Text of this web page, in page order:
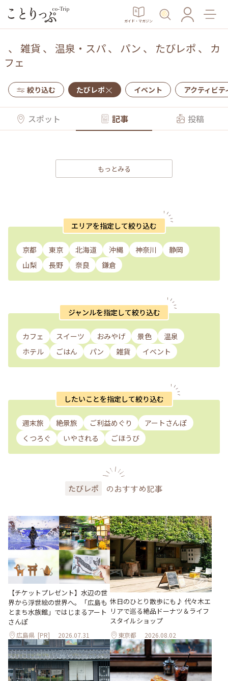
ガイド・マガジン
、 雑貨 、 温泉・スパ、 パン 、 たびレポ 、 カ
フェ
絞り込む たびレポ イベント アクティビテ
スポット 記事 投稿
もっとみる
エリアを指定して絞り込む
京都 東京 北海道 沖縄 神奈川
静岡
山梨
長野 奈良 鎌倉
ジャンルを指定して絞り込む
カフェ スイーツ おみやげ 景色
温泉
ホテル
ごはん パン 雑貨 イベント
したいことを指定して絞り込む
週末旅 絶景旅 ご利益めぐり
アートさんぽ
くつろぐ
いやされる ごほうび
たびレポ のおすすめ記事
【チケットプレゼント】水辺の世
界から浮世絵の世界へ。「広島も
とまち水族館」ではじまるアート
さんぽ
広島県 [PR] 2026.07.31
休日のひとり散歩にも♪ 代々木エ
リアで巡る絶品ドーナツ＆ライフ
スタイルショップ
東京都 2026.08.02